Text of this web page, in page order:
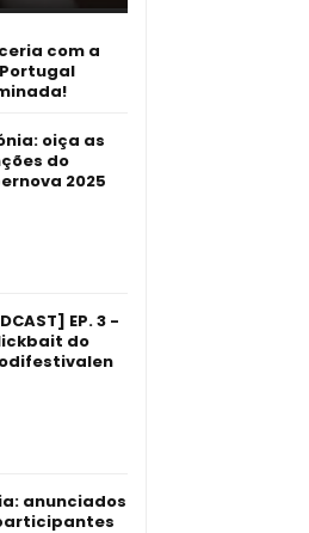
com a
oiça as
do
2025
EP. 3 -
do
anunciados